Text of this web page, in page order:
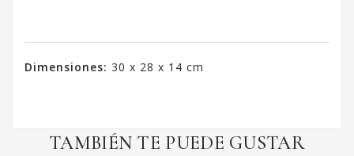
Dimensiones: 30 x 28 x 14 cm
TAMBIÉN TE PUEDE GUSTAR